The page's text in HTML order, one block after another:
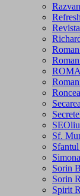
Sf.
Sorin
Sorin
Spirit